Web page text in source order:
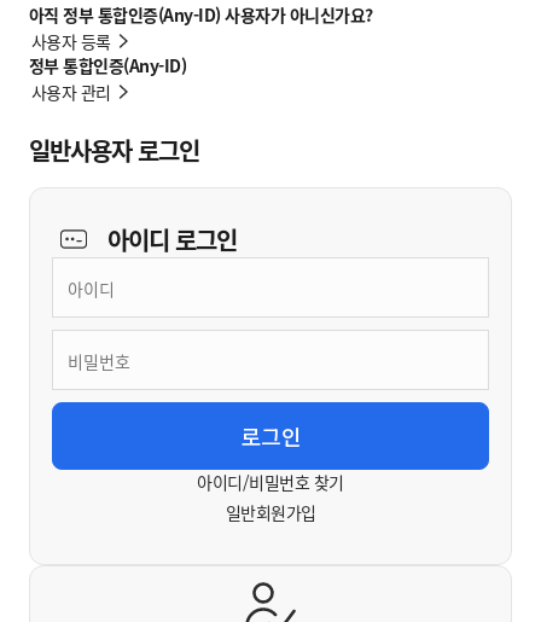
아직 정부 통합인증(Any-ID) 사용자가 아니신가요?
사용자 등록
정부 통합인증(Any-ID)
사용자 관리
일반사용자 로그인
아이디로그인
아이디/비밀번호 찾기
일반회원가입